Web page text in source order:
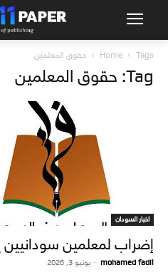
Home Tags حقوق المعلمين
Tag: حقوق المعلمين
اخبار السودان
إضراب لمعلمين سودانيين
mohamed fadil
- يونيو 3, 2026